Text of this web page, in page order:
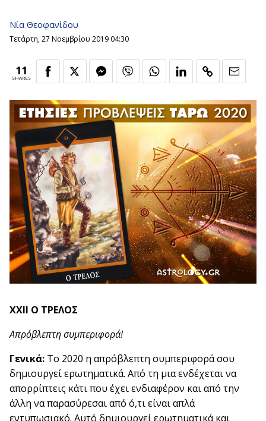
Νία Θεοφανίδου
Τετάρτη, 27 Νοεμβρίου 2019 04:30
11
SHARES
ΧΧΙΙ Ο ΤΡΕΛΟΣ
Απρόβλεπτη συμπεριφορά!
Γενικά: Το 2020 η απρόβλεπτη συμπεριφορά σου
δημιουργεί ερωτηματικά. Από τη μια ενδέχεται να
απορρίπτεις κάτι που έχει ενδιαφέρον και από την
άλλη να παρασύρεσαι από ό,τι είναι απλά
εντυπωσιακό. Αυτό δημιουργεί ερωτηματικά και